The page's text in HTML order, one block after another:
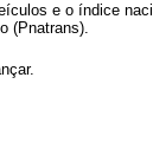
e o índice
(Pnatrans).